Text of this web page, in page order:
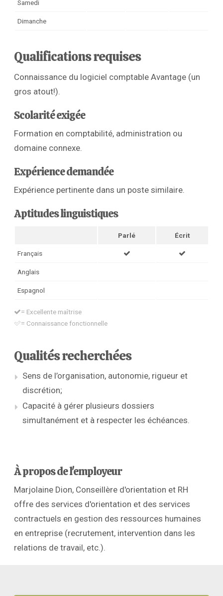
Samedi
Dimanche
Qualifications requises
Connaissance du logiciel comptable Avantage (un
gros atout!).
Scolarité exigée
Formation en comptabilité, administration ou
domaine connexe.
Expérience demandée
Expérience pertinente dans un poste similaire.
Aptitudes linguistiques
Parlé Écrit
Français
Anglais
Espagnol
= Excellente maîtrise
= Connaissance fonctionnelle
Qualités recherchées
Sens de l’organisation, autonomie, rigueur et
discrétion;
Capacité à gérer plusieurs dossiers
simultanément et à respecter les échéances.
À propos de l'employeur
Marjolaine Dion, Conseillère d'orientation et RH
offre des services d'orientation et des services
contractuels en gestion des ressources humaines
en entreprise (recrutement, intervention dans les
relations de travail, etc.).